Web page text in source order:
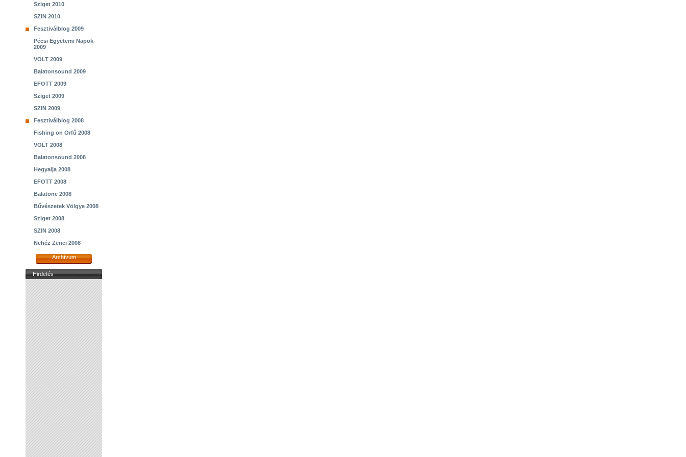
Sziget 2010
SZIN 2010
Fesztiválblog 2009
Pécsi Egyetemi Napok
2009
VOLT 2009
Balatonsound 2009
EFOTT 2009
Sziget 2009
SZIN 2009
Fesztiválblog 2008
Fishing on Orfű 2008
VOLT 2008
Balatonsound 2008
Hegyalja 2008
EFOTT 2008
Balatone 2008
Bűvészetek Völgye 2008
Sziget 2008
SZIN 2008
Nehéz Zenei 2008
Archívum
Hirdetés